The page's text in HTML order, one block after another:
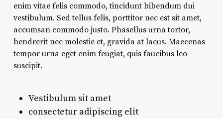
enim vitae felis commodo, tincidunt bibendum dui
vestibulum. Sed tellus felis, porttitor nec est sit amet,
accumsan commodo justo. Phasellus urna tortor,
hendrerit nec molestie et, gravida at lacus. Maecenas
tempor urna eget enim feugiat, quis faucibus leo
suscipit.
Vestibulum sit amet
consectetur adipiscing elit